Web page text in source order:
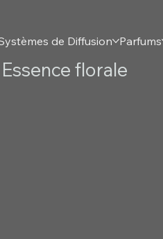
de Diffusion Parfums
florale